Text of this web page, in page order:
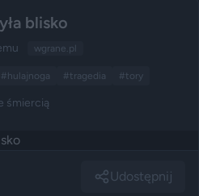
blisko
wgrane.pl
#hulajnoga #tragedia #tory
śmiercią
Udostępnij